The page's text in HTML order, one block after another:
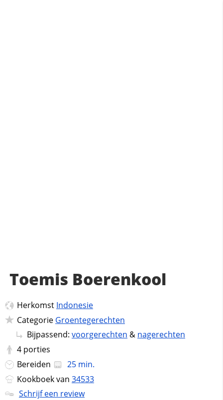
Toemis Boerenkool
Herkomst Indonesie
Categorie Groentegerechten
Bijpassend: voorgerechten & nagerechten
4 porties
Bereiden
25 min.
Kookboek van 34533
Schrijf een review